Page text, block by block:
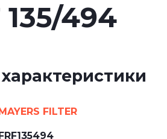
135/494
MAYERS FILTER
FRF135494